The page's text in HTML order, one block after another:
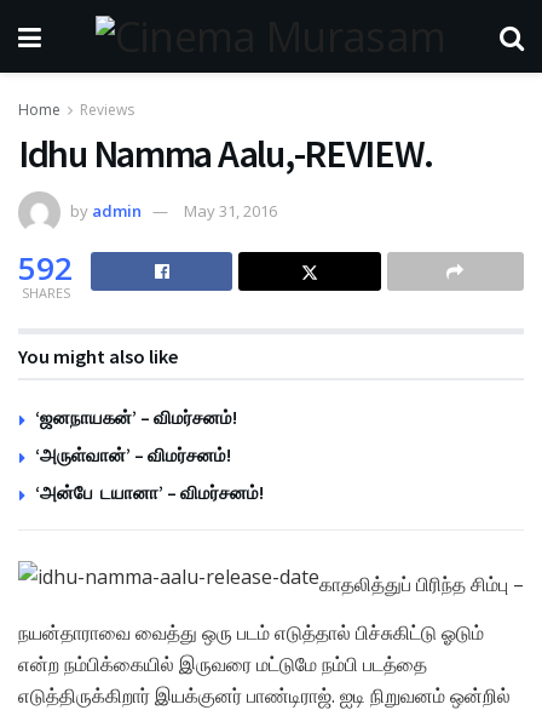
Home Reviews
Idhu Namma Aalu,-REVIEW.
by admin May 31, 2016
592
SHARES
You might also like
‘ஜனநாயகன்’ – விமர்சனம்!
‘அருள்வான்’ – விமர்சனம்!
‘அன்பே டயானா’ – விமர்சனம்!
காதலித்துப் பிரிந்த சிம்பு –
நயன்தாராவை வைத்து ஒரு படம் எடுத்தால் பிச்சுகிட்டு ஓடும்
என்ற நம்பிக்கையில் இருவரை மட்டுமே நம்பி படத்தை
எடுத்திருக்கிறார் இயக்குனர் பாண்டிராஜ். ஐடி நிறுவனம் ஒன்றில்